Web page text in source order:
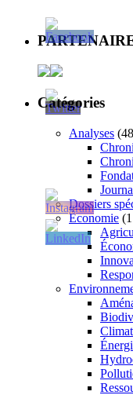
Catégories
Analyses
Dossiers
Économie
Climat